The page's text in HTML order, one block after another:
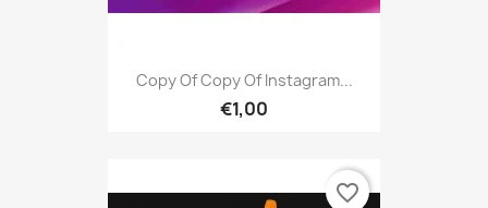
Copy Of Copy Of Instagram...
€1,00
favorite_border